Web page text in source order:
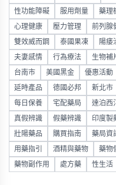
性功能障礙 服用劑量 藥理
心理健康 壓力管理 前列腺
雙效威而鋼 泰國果凍 陽痿
夫妻感情 行為療法 生物補
台南市 美國黑金 優惠活動
延時產品 德國必邦 新北市
每日保養 宅配藥局 達泊西汀
真假辨識 假藥辨識 印度製
壯陽藥品 購買指南 藥局資
用藥指引 酒精與藥物 藥物
藥物副作用 處方藥 性生活